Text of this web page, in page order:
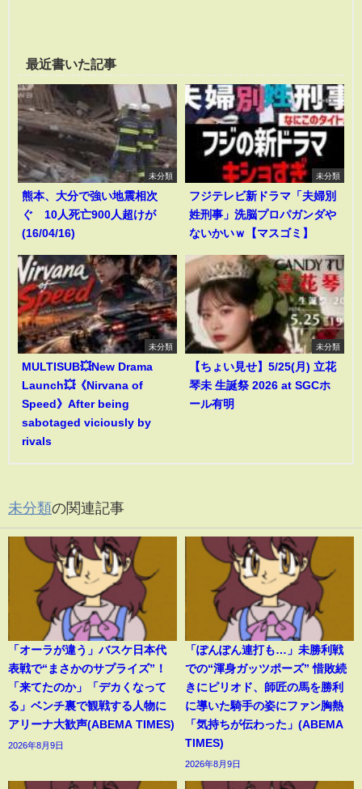
最近書いた記事
未分類
熊本、大分で強い地震相次
ぐ 10人死亡900人超けが
(16/04/16)
未分類
フジテレビ新ドラマ「夫婦別
姓刑事」洗脳プロパガンダや
ないかいｗ【マスゴミ】
未分類
MULTISUB💥New Drama
Launch💥《Nirvana of
Speed》After being
sabotaged viciously by
rivals
未分類
【ちょい見せ】5/25(月) 立花
琴未 生誕祭 2026 at SGCホ
ール有明
未分類の関連記事
「オーラが違う」バスケ日本代
表戦で“まさかのサプライズ”！
「来てたのか」「デカくなって
る」ベンチ裏で観戦する人物に
アリーナ大歓声(ABEMA TIMES)
2026年8月9日
「ぽんぽん連打も…」未勝利戦
での“渾身ガッツポーズ” 惜敗続
きにピリオド、師匠の馬を勝利
に導いた騎手の姿にファン胸熱
「気持ちが伝わった」(ABEMA
TIMES)
2026年8月9日